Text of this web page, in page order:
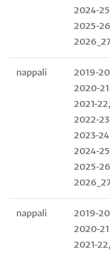
2024-
2025-
nappali
2019-
2020-
2021-22,
2022-
2023-
2024-
2025-
nappali
2019-
2020-
2021-22,